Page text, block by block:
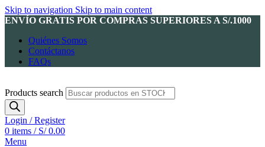
Skip to navigation Skip to main content
ENVÍO GRATIS POR COMPRAS SUPERIORES A S/.1000
Quiénes Somos
Contáctanos
FAQs
Products search
Login / Register
0 items / S/0.00
Menu